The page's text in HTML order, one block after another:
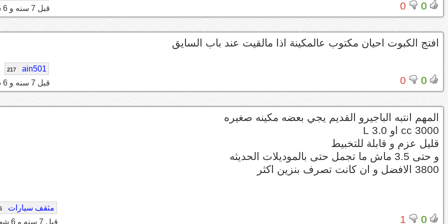
0
0 قبل 7 سنه و 6 شهر
افتج الكبوت احيان مكتوب عالمكينة اذا مالقيت عند باب السايق
0
0
ain501
217
قبل 7 سنه و 6 شهر
المهم انتبه الباجيرو القديم يجي بعضه مكينه صغيره
3000 cc او 3.0 L
قليل عزم و قابلة للتخبيط
و حتى 3.5 ماش ما تجمل حتى بالموديلات الحديثه
3800 الافضل و ان كانت تصرف بنزين اكثر
0
1
مثقف سيارات
قبل 7 سنه و 6 شهر